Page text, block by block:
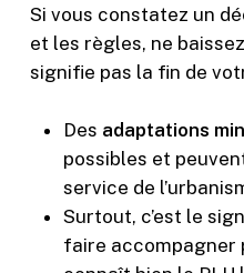
Si vous constatez un
et les règles, ne
signifie pas la fin de
Des adaptations
possibles et
service de
Surtout, c’est le
faire accompagner